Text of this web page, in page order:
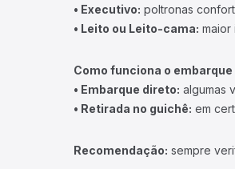
• Executivo: poltronas
• Leito ou Leito-cama: maior
Como funciona o embarque
• Embarque direto: algumas
• Retirada no guichê: em
Recomendação: sempre